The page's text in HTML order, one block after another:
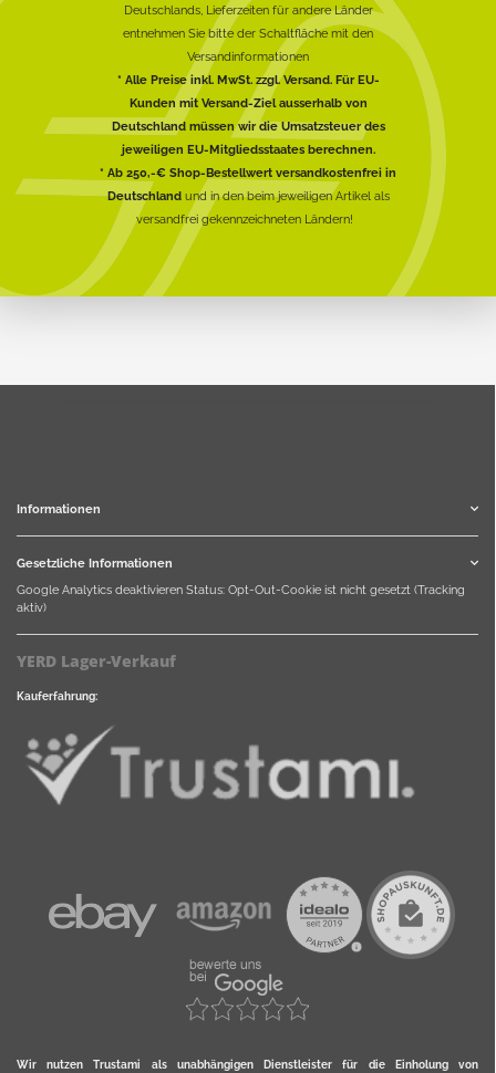
Deutschlands, Lieferzeiten für andere Länder
entnehmen Sie bitte der Schaltfläche mit den
Versandinformationen
* Alle Preise inkl. MwSt. zzgl. Versand. Für EU-
Kunden mit Versand-Ziel ausserhalb von
Deutschland müssen wir die Umsatzsteuer des
jeweiligen EU-Mitgliedsstaates berechnen.
* Ab 250,-€ Shop-Bestellwert versandkostenfrei in
Deutschlandund in den beim jeweiligen Artikel als
versandfrei gekennzeichneten Ländern!
Informationen
Gesetzliche Informationen
Google Analytics deaktivieren Status: Opt-Out-Cookie ist nicht gesetzt (Tracking
aktiv)
YERD Lager-Verkauf
Kauferfahrung:
Wir nutzen Trustami als unabhängigen Dienstleister für die Einholung von